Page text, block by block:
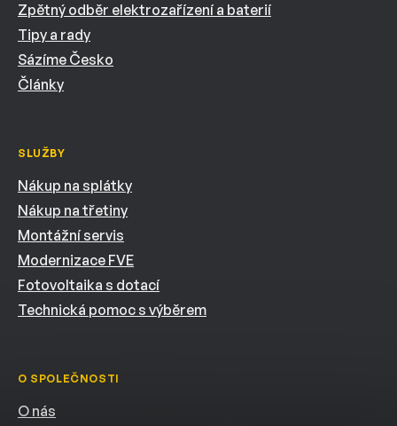
Zpětný odběr elektrozařízení a baterií
Tipy a rady
Sázíme Česko
Články
SLUŽBY
Nákup na splátky
Nákup na třetiny
Montážní servis
Modernizace FVE
Fotovoltaika s dotací
Technická pomoc s výběrem
O SPOLEČNOSTI
O nás